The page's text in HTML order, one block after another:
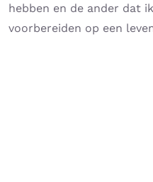
hebben en de ander dat
voorbereiden op een